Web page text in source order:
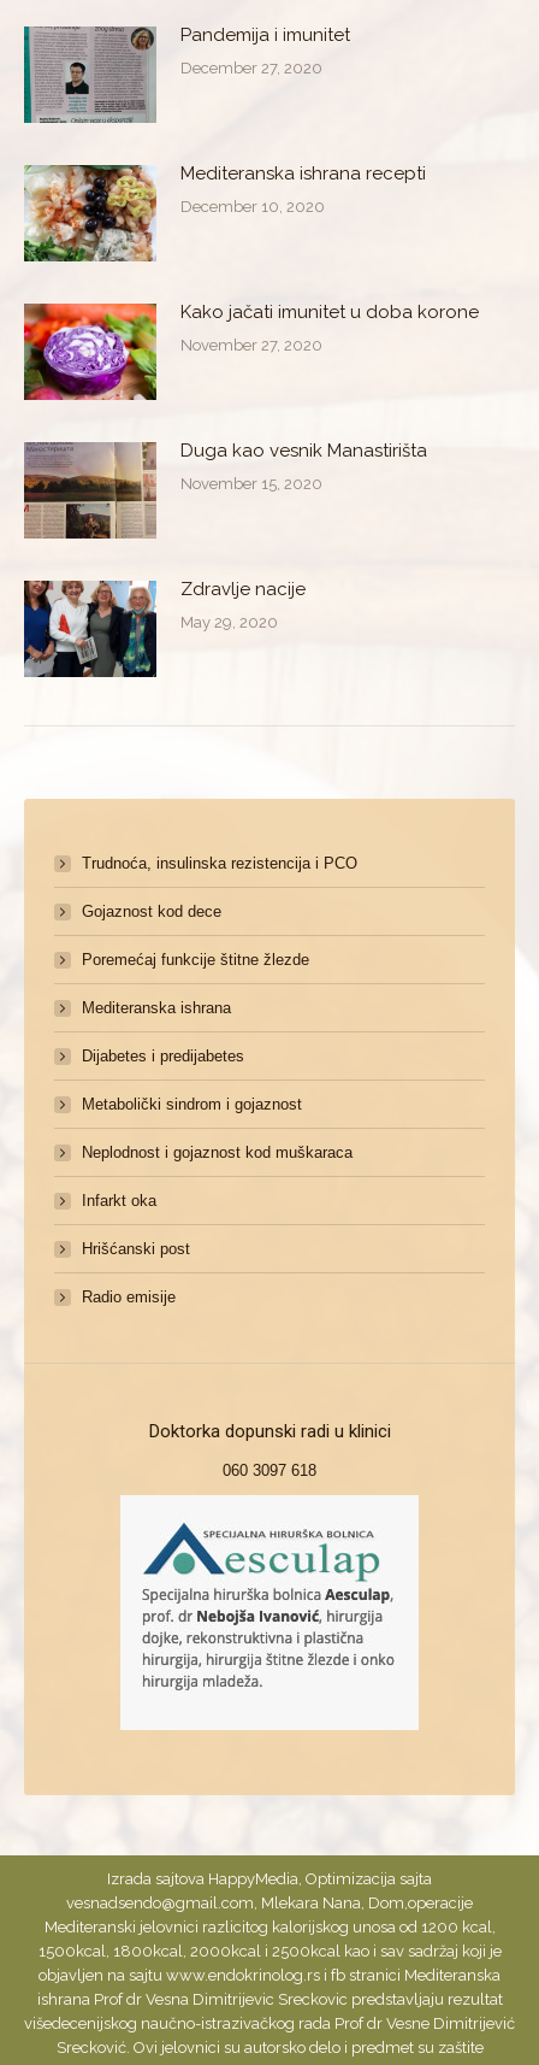
Pandemija i imunitet
December 27, 2020
Mediteranska ishrana recepti
December 10, 2020
Kako jačati imunitet u doba korone
November 27, 2020
Duga kao vesnik Manastirišta
November 15, 2020
Zdravlje nacije
May 29, 2020
Trudnoća, insulinska rezistencija i PCO
Gojaznost kod dece
Poremećaj funkcije štitne žlezde
Mediteranska ishrana
Dijabetes i predijabetes
Metabolički sindrom i gojaznost
Neplodnost i gojaznost kod muškaraca
Infarkt oka
Hrišćanski post
Radio emisije
Doktorka dopunski radi u klinici
060 3097 618
Izrada sajtova HappyMedia Optimizacija sajta
vesnadsendo@gmail.com Mlekara Nana Dom operacije
Mediteranski jelovnici razlicitog kalorijskog unosa od 1200 kcal,
1500kcal, 1800kcal, 2000kcal i 2500kcal kao i sav sadržaj koji je
objavljen na sajtu www.endokrinolog.rs i fb stranici Mediteranska
ishrana Prof dr Vesna Dimitrijevic Sreckovic predstavljaju rezultat
višedecenijskog naučno-istrazivačkog rada Prof dr Vesne Dimitrijević
Srecković. Ovi jelovnici su autorsko delo i predmet su zaštite